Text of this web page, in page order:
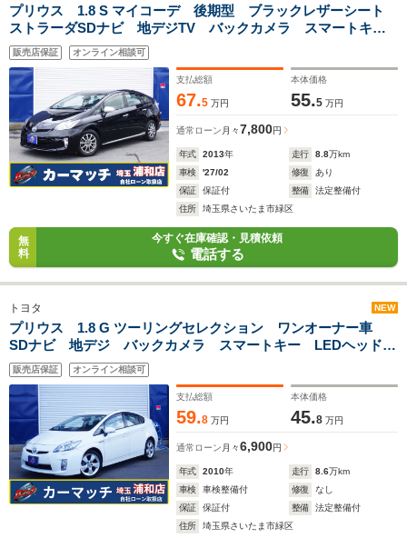
プリウス 1.8 S マイコーデ 後期型 ブラックレザーシート
ストラーダSDナビ 地デジTV バックカメラ スマートキ
ー HIDライト 15インチAW
販売店保証 オンライン相談可
支払総額
67.5 万円
本体価格
55.5 万円
通常ローン 月々7,800円
年式 2013年 走行 8.8万km
車検
'27/02 修復
あり
保証
保証付 整備
法定整備付
住所
埼玉県さいたま市緑区
無
料
今すぐ在庫確認・見積依頼
電話する
トヨタ NEW
プリウス 1.8 G ツーリングセレクション ワンオーナー車
SDナビ 地デジ バックカメラ スマートキー LEDヘッドラ
イト
販売店保証 オンライン相談可
支払総額
59.8 万円
本体価格
45.8 万円
通常ローン 月々6,900円
年式 2010年 走行 8.6万km
車検
車検整備付 修復
なし
保証
保証付 整備
法定整備付
住所
埼玉県さいたま市緑区